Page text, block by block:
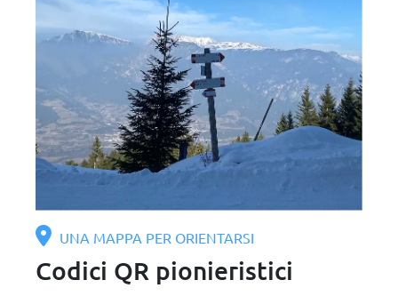
UNA MAPPA PER ORIENTARSI
Codici QR pionieristici